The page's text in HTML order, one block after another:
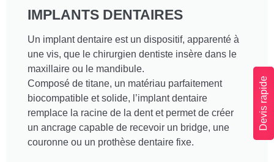
IMPLANTS DENTAIRES
Un implant dentaire est un dispositif, apparenté à
une vis, que le chirurgien dentiste insère dans le
maxillaire ou le mandibule.
Composé de titane, un matériau parfaitement
biocompatible et solide, l’implant dentaire
remplace la racine de la dent et permet de créer
un ancrage capable de recevoir un bridge, une
couronne ou un prothèse dentaire fixe.
Devis rapide